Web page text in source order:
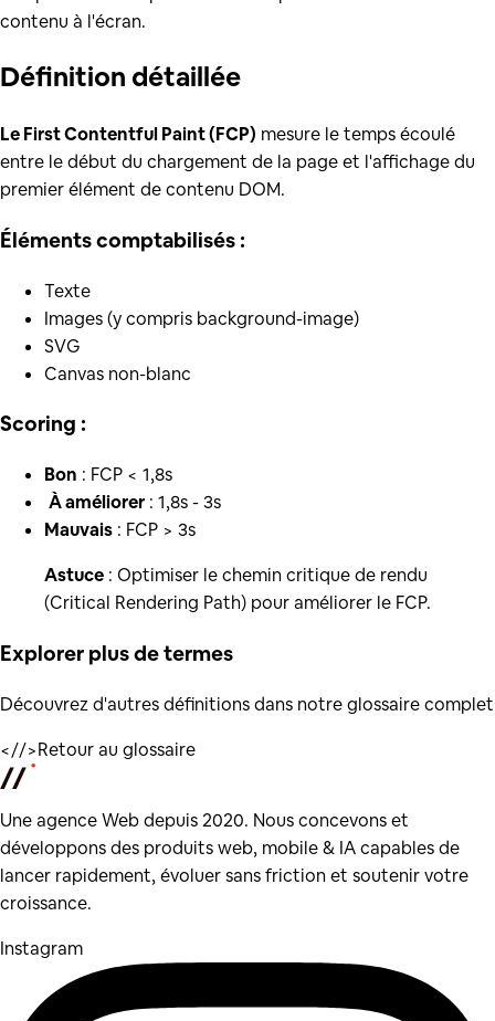
contenu à l'écran.
Définition détaillée
Le First Contentful Paint (FCP) mesure le temps écoulé
entre le début du chargement de la page et l'affichage du
premier élément de contenu DOM.
Éléments comptabilisés :
Texte
Images (y compris background-image)
SVG
Canvas non-blanc
Scoring :
Bon : FCP < 1,8s
À améliorer : 1,8s - 3s
Mauvais : FCP > 3s
Astuce : Optimiser le chemin critique de rendu
(Critical Rendering Path) pour améliorer le FCP.
Explorer plus determes
Découvrez d'autres définitions dans notre glossaire complet
<//>Retour au glossaire
Une agence Web depuis 2020. Nous concevons et
développons des produits web, mobile & IA capables de
lancer rapidement, évoluer sans friction et soutenir votre
croissance.
Instagram